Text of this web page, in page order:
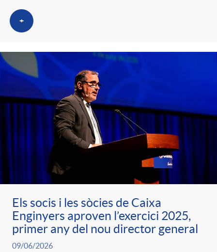
+
Els socis i les sòcies de Caixa
Enginyers aproven l’exercici 2025,
primer any del nou director general
09/06/2026